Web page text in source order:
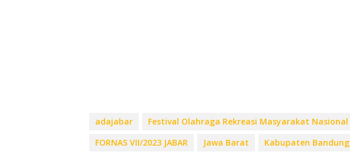
adajabar Festival Olahraga Rekreasi Masyarakat Nasional
FORNAS VII/2023 JABAR
Jawa Barat Kabupaten Bandung